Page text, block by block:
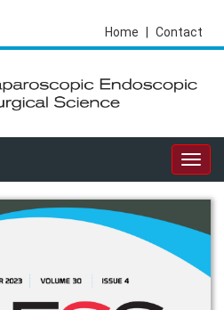
Contact
Home